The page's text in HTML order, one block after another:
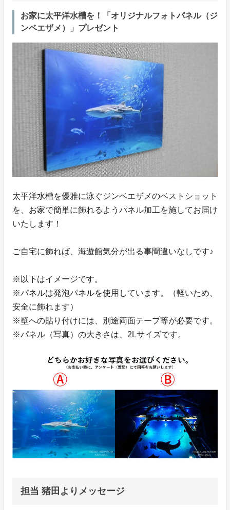
お家に太平洋水槽を！「オリジナルフォトパネル（ジ
ンベエザメ）」プレゼント
太平洋水槽を優雅に泳ぐジンベエザメのベストショット
を、お家で簡単に飾れるようパネル加工を施してお届け
いたします！
ご自宅に飾れば、海遊館気分が出る事間違いなしです♪
※以下はイメージです。
※パネルは発泡パネルを使用しています。（軽いため、
安全に飾れます）
※壁への貼り付けには、別途両面テープ等が必要です。
※パネル（写真）の大きさは、2Lサイズです。
担当 猪田よりメッセージ